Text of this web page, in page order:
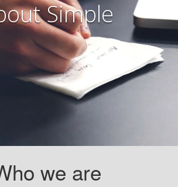
Simple
we are